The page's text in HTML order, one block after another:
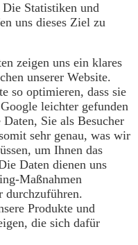
Statistiken und
uns dieses Ziel zu
zeigen uns ein klares
unserer Website.
so optimieren, dass sie
leichter gefunden
Sie als Besucher
sehr genau, was wir
um Ihnen das
Daten dienen uns
Maßnahmen
durchzuführen.
Produkte und
die sich dafür